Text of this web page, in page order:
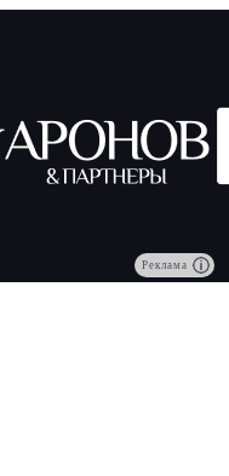
Реклама